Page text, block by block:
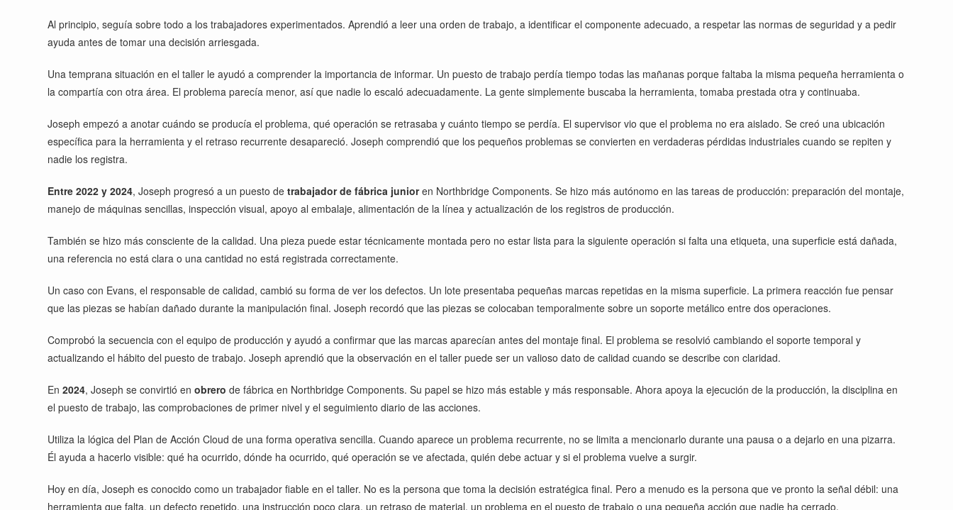
Al principio, seguía sobre todo a los trabajadores experimentados. Aprendió a leer una orden de trabajo, a identificar el componente adecuado, a respetar las normas de seguridad y a pedir
ayuda antes de tomar una decisión arriesgada.
Una temprana situación en el taller le ayudó a comprender la importancia de informar. Un puesto de trabajo perdía tiempo todas las mañanas porque faltaba la misma pequeña herramienta o
la compartía con otra área. El problema parecía menor, así que nadie lo escaló adecuadamente. La gente simplemente buscaba la herramienta, tomaba prestada otra y continuaba.
Joseph empezó a anotar cuándo se producía el problema, qué operación se retrasaba y cuánto tiempo se perdía. El supervisor vio que el problema no era aislado. Se creó una ubicación
específica para la herramienta y el retraso recurrente desapareció. Joseph comprendió que los pequeños problemas se convierten en verdaderas pérdidas industriales cuando se repiten y
nadie los registra.
Entre 2022 y 2024, Joseph progresó a un puesto detrabajador de fábrica junioren Northbridge Components. Se hizo más autónomo en las tareas de producción: preparación del montaje,
manejo de máquinas sencillas, inspección visual, apoyo al embalaje, alimentación de la línea y actualización de los registros de producción.
También se hizo más consciente de la calidad. Una pieza puede estar técnicamente montada pero no estar lista para la siguiente operación si falta una etiqueta, una superficie está dañada,
una referencia no está clara o una cantidad no está registrada correctamente.
Un caso con Evans, el responsable de calidad, cambió su forma de ver los defectos. Un lote presentaba pequeñas marcas repetidas en la misma superficie. La primera reacción fue pensar
que las piezas se habían dañado durante la manipulación final. Joseph recordó que las piezas se colocaban temporalmente sobre un soporte metálico entre dos operaciones.
Comprobó la secuencia con el equipo de producción y ayudó a confirmar que las marcas aparecían antes del montaje final. El problema se resolvió cambiando el soporte temporal y
actualizando el hábito del puesto de trabajo. Joseph aprendió que la observación en el taller puede ser un valioso dato de calidad cuando se describe con claridad.
En2024, Joseph se convirtió enobrero de fábrica en Northbridge Components. Su papel se hizo más estable y más responsable. Ahora apoya la ejecución de la producción, la disciplina en
el puesto de trabajo, las comprobaciones de primer nivel y el seguimiento diario de las acciones.
Utiliza la lógica del Plan de Acción Cloud de una forma operativa sencilla. Cuando aparece un problema recurrente, no se limita a mencionarlo durante una pausa o a dejarlo en una pizarra.
Él ayuda a hacerlo visible: qué ha ocurrido, dónde ha ocurrido, qué operación se ve afectada, quién debe actuar y si el problema vuelve a surgir.
Hoy en día, Joseph es conocido como un trabajador fiable en el taller. No es la persona que toma la decisión estratégica final. Pero a menudo es la persona que ve pronto la señal débil: una
herramienta que falta, un defecto repetido, una instrucción poco clara, un retraso de material, un problema en el puesto de trabajo o una pequeña acción que nadie ha cerrado.